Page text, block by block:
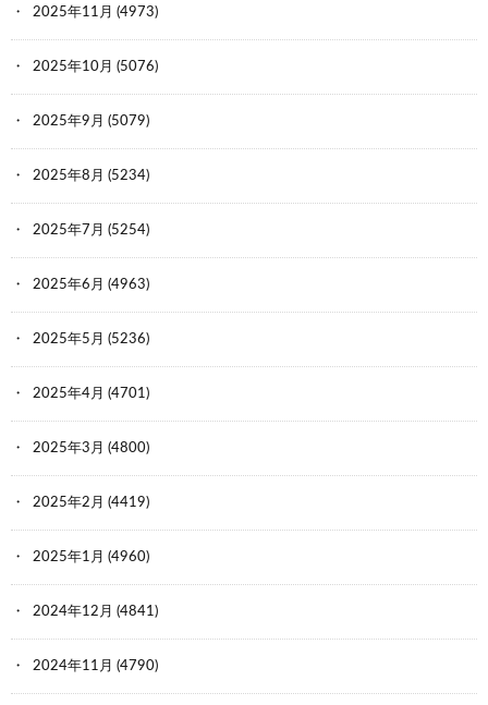
2025年11月 (4973)
2025年10月 (5076)
2025年9月 (5079)
2025年8月 (5234)
2025年7月 (5254)
2025年6月 (4963)
2025年5月 (5236)
2025年4月 (4701)
2025年3月 (4800)
2025年2月 (4419)
2025年1月 (4960)
2024年12月 (4841)
2024年11月 (4790)